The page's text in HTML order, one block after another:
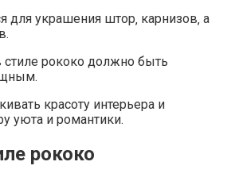
для украшения штор‚ карнизов‚ а
рококо должно быть
красоту интерьера и
уюта и романтики.
рококо